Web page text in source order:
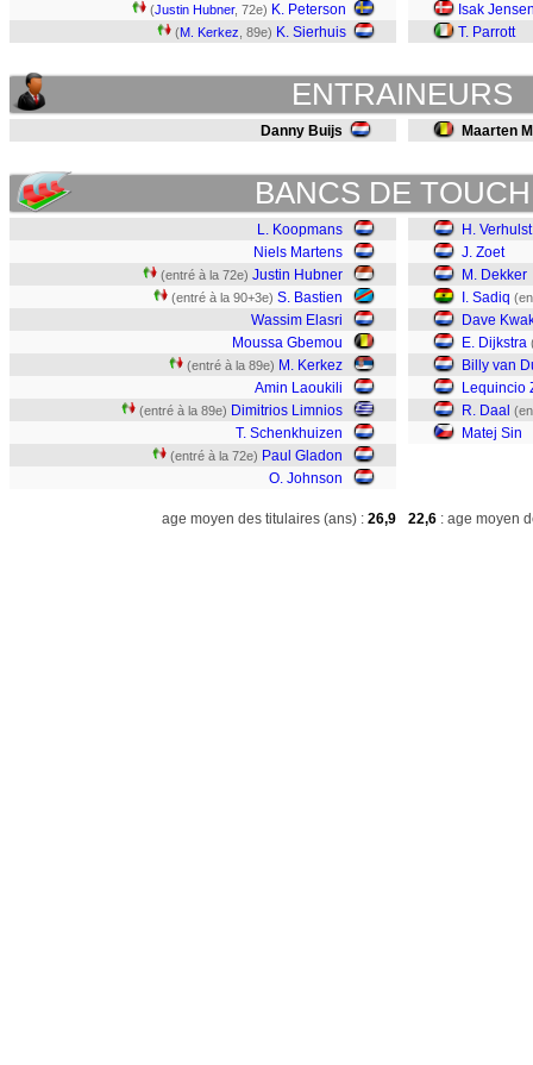
(Justin Hubner, 72e) K. Peterson
(M. Kerkez , 89e) K. Sierhuis
Isak
T. Parrott
ENTRAINEURS
Danny Buijs Maarten
BANCS DE
L. Koopmans
Niels Martens
(entré à la 72e) Justin Hubner
(entré à la 90+3e) S. Bastien
Wassim Elasri
Moussa Gbemou
(entré à la 89e) M. Kerkez
Amin Laoukili
(entré à la 89e) Dimitrios Limnios
T. Schenkhuizen
(entré à la 72e) Paul Gladon
O. Johnson
H. Verhulst
J. Zoet
M. Dekker
I. Sadiq
Dave
E. Dijkstra
Billy van
Lequincio
R. Daal
Matej Sin
age moyen des titulaires (ans) : 26,9 22,6 : age moyen